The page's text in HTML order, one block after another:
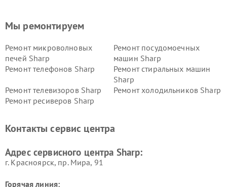
Мы ремонтируем
Ремонт микроволновых
печей Sharp
Ремонт посудомоечных
машин Sharp
Ремонт телефонов Sharp
Ремонт стиральных машин
Sharp
Ремонт телевизоров Sharp
Ремонт холодильников Sharp
Ремонт ресиверов Sharp
Контакты сервис центра
Адрес сервисного центра Sharp:
г. Красноярск, ​пр. Мира, 91
Горячая линия: